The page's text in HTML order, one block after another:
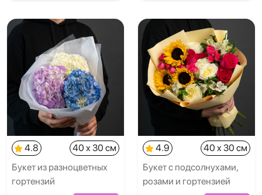
4.8
40 x 30 см
Букет из разноцветных
гортензий
4.9
40 x 30 см
Букет с подсолнухами,
розами и гортензией